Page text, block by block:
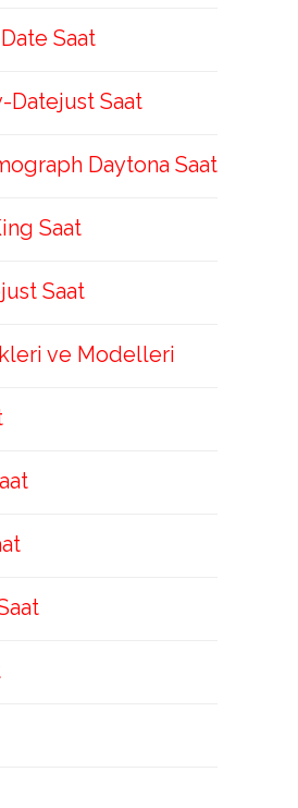
Saat
Datejust Saat
Daytona Saat
Saat
Saat
ve Modelleri